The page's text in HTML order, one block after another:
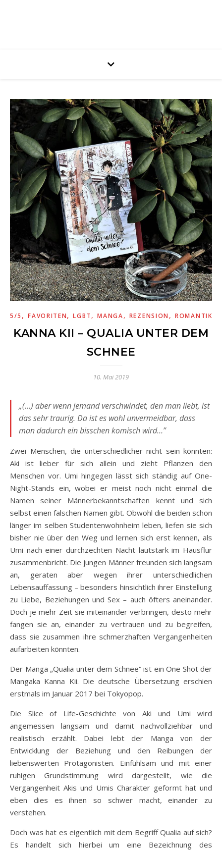
5/5 ,FAVORITEN,LGBT,MANGA, REZENSION ,ROMANTIK
KANNA KII – QUALIA UNTER DEM
SCHNEE
10. Mai 2019
„(…) aber wenn jemand verschwindet, den man liebt, ist
das sehr traurig. Da ist es wohl unvermeidbar, dass
man dadurch ein bisschen komisch wird…”
Zwei Menschen, die unterschiedlicher nicht sein könnten:
Aki ist lieber für sich allein und zieht Pflanzen den
Menschen vor. Umi hingegen lässt sich ständig auf One-
Night-Stands ein, wobei er meist noch nicht einmal die
Namen seiner Männerbekanntschaften kennt und sich
selbst einen falschen Namen gibt. Obwohl die beiden schon
länger im selben Studentenwohnheim leben, liefen sie sich
bisher nie über den Weg und lernen sich erst kennen, als
Umi nach einer durchzechten Nacht lautstark im Hausflur
zusammenbricht. Die jungen Männer freunden sich langsam
an, geraten aber wegen ihrer unterschiedlichen
Lebensauffassung – besonders hinsichtlich ihrer Einstellung
zu Liebe, Beziehungen und Sex – auch öfters aneinander.
Doch je mehr Zeit sie miteinander verbringen, desto mehr
fangen sie an, einander zu vertrauen und zu begreifen,
dass sie zusammen ihre schmerzhaften Vergangenheiten
aufarbeiten könnten.
Der Manga „Qualia unter dem Schnee“ ist ein One Shot der
Mangaka Kanna Kii. Die deutsche Übersetzung erschien
erstmals im Januar 2017 bei Tokyopop.
Die Slice of Life-Geschichte von Aki und Umi wird
angemessen langsam und damit nachvollziehbar und
realistisch erzählt. Dabei lebt der Manga von der
Entwicklung der Beziehung und den Reibungen der
liebenswerten Protagonisten. Einfühlsam und mit einer
ruhigen Grundstimmung wird dargestellt, wie die
Vergangenheit Akis und Umis Charakter geformt hat und
eben dies es ihnen so schwer macht, einander zu
verstehen.
Doch was hat es eigentlich mit dem Begriff Qualia auf sich?
Es handelt sich hierbei um eine Bezeichnung des